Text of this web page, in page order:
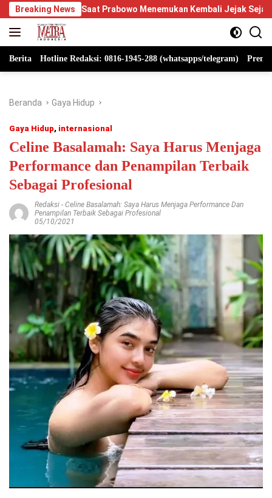
Langsung
ke
konten
Breaking News
Prabowo Menemukan Kembali Jejak Sejarah IPDN
Berita Hotline Redaksi: 0816-1945-288 (whatsapps/telegram)
Beranda Gaya Hidup
Gaya Hidup, internasional
Celine Basalamah: Saya Harus Menjaga
Performance dan Penampilan Terbaik
Sebagai Profesional
Redaksi - Celine Basalamah: Saya Harus Menjaga Performance Dan
Penampilan Terbaik Sebagai Profesional
05/10/2021